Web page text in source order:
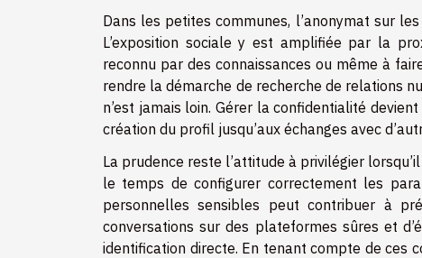
Dans les petites communes, l’anonymat sur
L’exposition sociale y est amplifiée par la
reconnu par des connaissances ou même à
rendre la démarche de recherche de relations
n’est jamais loin. Gérer la confidentialité
création du profil jusqu’aux échanges avec
La prudence reste l’attitude à privilégier
le temps de configurer correctement les
personnelles sensibles peut contribuer à
conversations sur des plateformes sûres et
identification directe. En tenant compte de ces